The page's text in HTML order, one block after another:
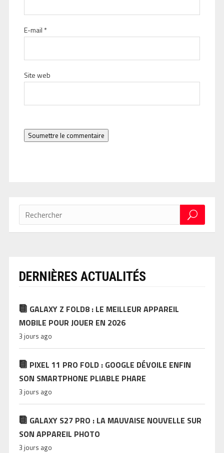
E-mail *
Site web
Soumettre le commentaire
DERNIÈRES ACTUALITÉS
GALAXY Z FOLD8 : LE MEILLEUR APPAREIL
MOBILE POUR JOUER EN 2026
3 jours ago
PIXEL 11 PRO FOLD : GOOGLE DÉVOILE ENFIN
SON SMARTPHONE PLIABLE PHARE
3 jours ago
GALAXY S27 PRO : LA MAUVAISE NOUVELLE SUR
SON APPAREIL PHOTO
3 jours ago